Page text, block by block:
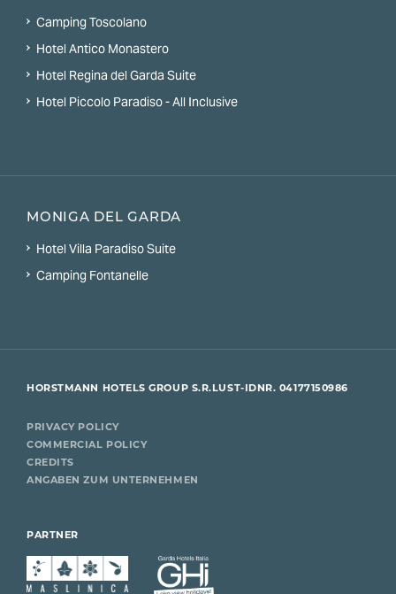
Camping Toscolano
Hotel Antico Monastero
Hotel Regina del Garda Suite
Hotel Piccolo Paradiso - All Inclusive
MONIGA DEL GARDA
Hotel Villa Paradiso Suite
Camping Fontanelle
HORSTMANN HOTELS GROUP S.R.LUST-IDNR. 04177150986
PRIVACY POLICY
COMMERCIAL POLICY
CREDITS
ANGABEN ZUM UNTERNEHMEN
PARTNER